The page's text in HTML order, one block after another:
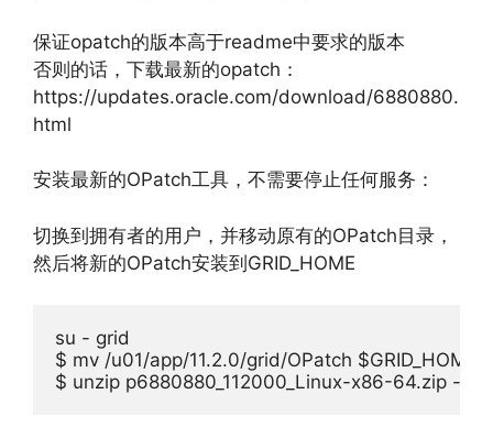
保证opatch的版本高于readme中要求的版本
否则的话，下载最新的opatch：
https://updates.oracle.com/download/6880880.
html
安装最新的OPatch工具，不需要停止任何服务：
切换到拥有者的用户，并移动原有的OPatch目录，
然后将新的OPatch安装到GRID_HOME
su - grid
$ mv /u01/app/11.2.0/grid/OPatch $GRID_HOME/
$ unzip p6880880_112000_Linux-x86-64.zip -d